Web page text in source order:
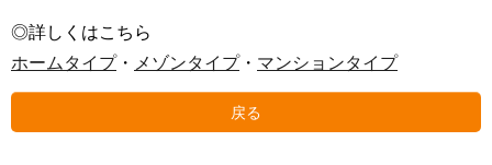
◎詳しくはこちら
ホームタイプ・ メゾンタイプ・ マンションタイプ
戻る